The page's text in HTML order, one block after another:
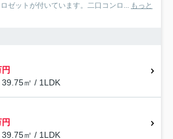
ゼットが付いています。二口コンロ... もっと
39.75㎡ / 1LDK
39.75㎡ / 1LDK